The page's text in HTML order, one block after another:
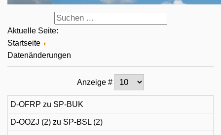
Aktuelle Seite:
Startseite
Datenänderungen
Anzeige #
D-OFRP zu SP-BUK
D-OOZJ (2) zu SP-BSL (2)